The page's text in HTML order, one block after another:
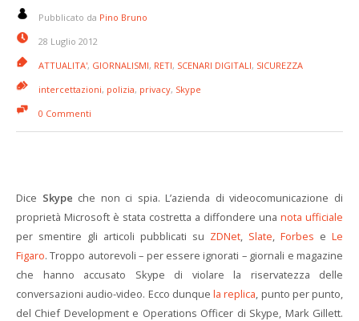
Pubblicato da Pino Bruno
28 Luglio 2012
ATTUALITA', GIORNALISMI, RETI, SCENARI DIGITALI, SICUREZZA
intercettazioni, polizia, privacy, Skype
0 Commenti
Dice Skype che non ci spia. L’azienda di videocomunicazione di
proprietà Microsoft è stata costretta a diffondere una nota ufficiale
per smentire gli articoli pubblicati su ZDNet, Slate, Forbes e Le
Figaro. Troppo autorevoli – per essere ignorati – giornali e magazine
che hanno accusato Skype di violare la riservatezza delle
conversazioni audio-video. Ecco dunque la replica, punto per punto,
del Chief Development e Operations Officer di Skype, Mark Gillett.